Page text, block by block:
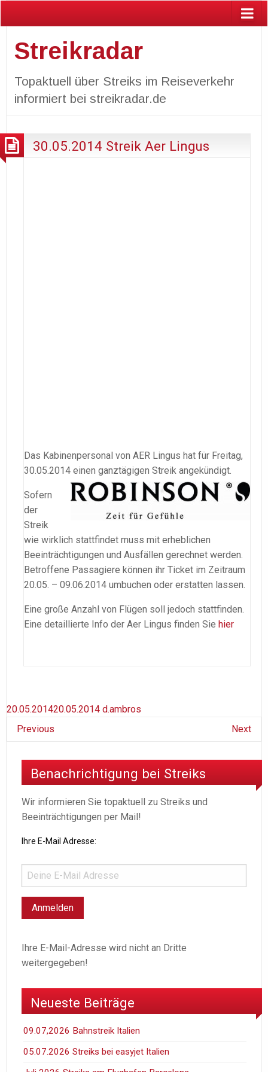
Streikradar
Topaktuell über Streiks im Reiseverkehr
informiert bei streikradar.de
30.05.2014 Streik Aer Lingus
Das Kabinenpersonal von AER Lingus hat für Freitag,
30.05.2014 einen ganztägigen Streik angekündigt.
Sofern
der
Streik
wie wirklich stattfindet muss mit erheblichen
Beeinträchtigungen und Ausfällen gerechnet werden.
Betroffene Passagiere können ihr Ticket im Zeitraum
20.05. – 09.06.2014 umbuchen oder erstatten lassen.
Eine große Anzahl von Flügen soll jedoch stattfinden.
Eine detaillierte Info der Aer Lingus finden Sie hier
20.05.201420.05.2014 d.ambros
Previous
Next
Benachrichtigung bei Streiks
Wir informieren Sie topaktuell zu Streiks und
Beeinträchtigungen per Mail!
Ihre E-Mail Adresse:
Ihre E-Mail-Adresse wird nicht an Dritte
weitergegeben!
Neueste Beiträge
09.07,2026 Bahnstreik Italien
05.07.2026 Streiks bei easyjet Italien